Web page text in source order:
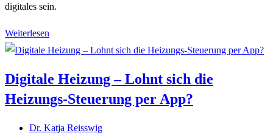
digitales sein.
Weiterlesen
meint
(in)
der
Digitale Heizung – Lohnt sich die
Heizungs-Steuerung per App?
Beitrags-
Dr. Katja Reisswig